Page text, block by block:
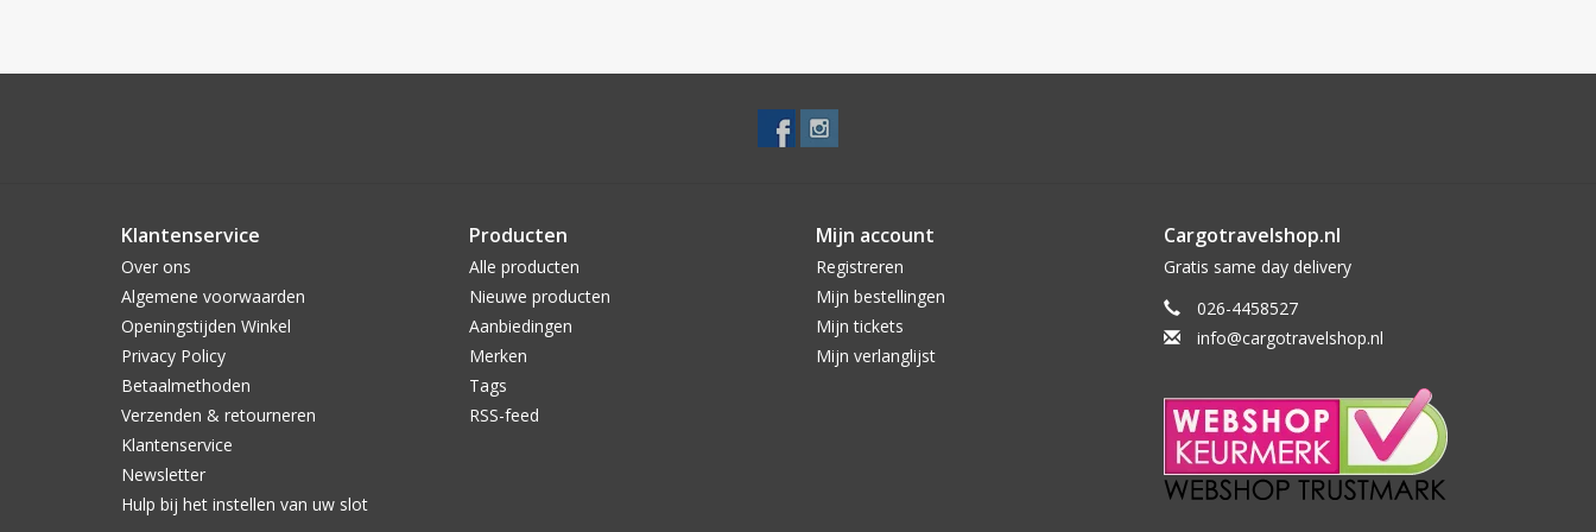
Klantenservice
Over ons
Algemene voorwaarden
Openingstijden Winkel
Privacy Policy
Betaalmethoden
Verzenden & retourneren
Klantenservice
Newsletter
Hulp bij het instellen van uw slot
Producten
Alle producten
Nieuwe producten
Aanbiedingen
Merken
Tags
RSS-feed
Mijn account
Registreren
Mijn bestellingen
Mijn tickets
Mijn verlanglijst
Cargotravelshop.nl
Gratis same day delivery
026-4458527
info@cargotravelshop.nl